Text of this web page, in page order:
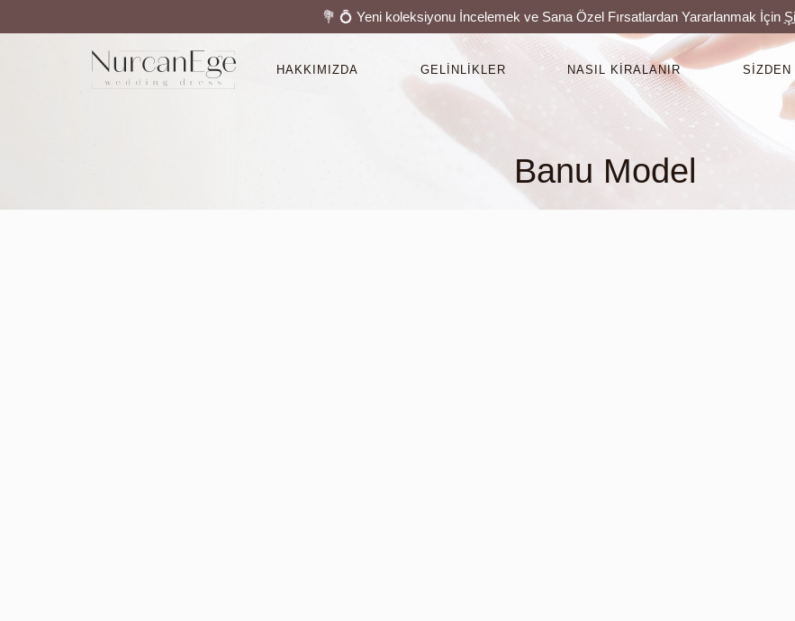
💐 💍 Yeni koleksiyonu İncelemek ve Sana Özel Fırsatlardan Yararlanmak İçin
HAKKIMIZDA GELINLIKLER NASIL KIRALANIR SIZDEN
Banu Model